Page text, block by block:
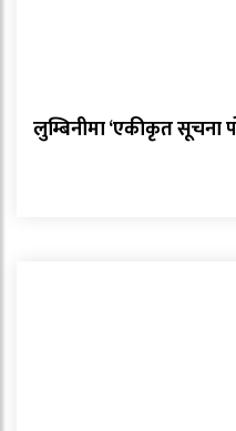
लुम्बिनीमा ‘एकीकृत सूचना